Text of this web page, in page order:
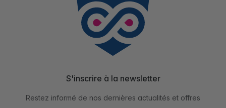
S'inscrire à la newsletter
Restez informé de nos dernières actualités et offres